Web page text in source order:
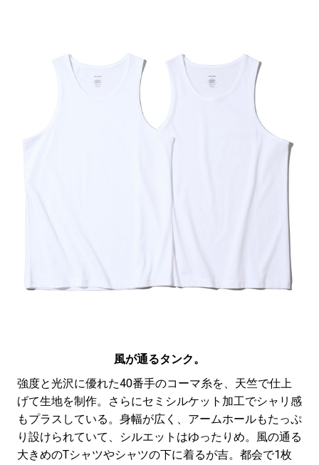
風が通るタンク。
強度と光沢に優れた40番手のコーマ糸を、天竺で仕上
げて生地を制作。さらにセミシルケット加工でシャリ感
もプラスしている。身幅が広く、アームホールもたっぷ
り設けられていて、シルエットはゆったりめ。風の通る
大きめのTシャツやシャツの下に着るが吉。都会で1枚